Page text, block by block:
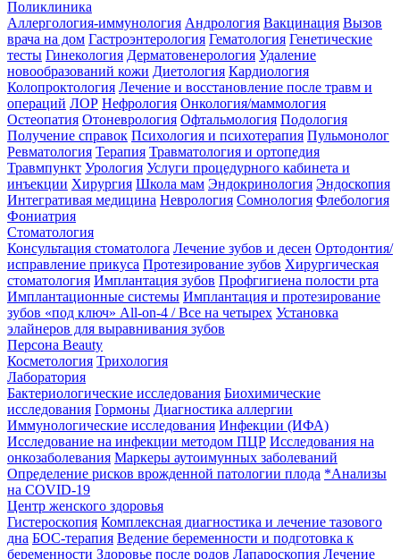
Поликлиника
Аллергология-иммунология Андрология Вакцинация Вызов
врача на дом Гастроэнтерология Гематология Генетические
тесты Гинекология Дерматовенерология Удаление
новообразований кожи Диетология Кардиология
Колопроктология Лечение и восстановление после травм и
операций ЛОР Нефрология Онкология/маммология
Остеопатия Отоневрология Офтальмология Подология
Получение справок Психология и психотерапия Пульмонолог
Ревматология Терапия Травматология и ортопедия
Травмпункт Урология Услуги процедурного кабинета и
инъекции Хирургия Школа мам Эндокринология Эндоскопия
Интегративая медицина Неврология Сомнология Флебология
Фониатрия
Стоматология
Консультация стоматолога Лечение зубов и десен Ортодонтия/
исправление прикуса Протезирование зубов Хирургическая
стоматология Имплантация зубов Профгигиена полости рта
Имплантационные системы Имплантация и протезирование
зубов «под ключ» All-on-4 / Все на четырех Установка
элайнеров для выравнивания зубов
Персона Beauty
Косметология Трихология
Лаборатория
Бактериологические исследования Биохимические
исследования Гормоны Диагностика аллергии
Иммунологические исследования Инфекции (ИФА)
Исследование на инфекции методом ПЦР Исследования на
онкозаболевания Маркеры аутоимунных заболеваний
Определение рисков врожденной патологии плода *Анализы
на COVID-19
Центр женского здоровья
Гистероскопия Комплексная диагностика и лечение тазового
дна БОС-терапия Ведение беременности и подготовка к
беременности Здоровье после родов Лапароскопия Лечение